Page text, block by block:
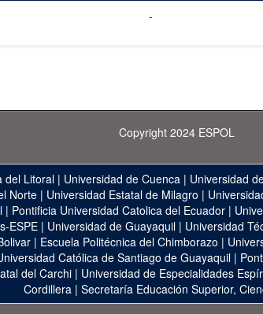
-
Copyright 2024 ESPOL
del Litoral | Universidad de Cuenca | Universidad
Norte| Universidad Estatal de Milagro |
| Pontificia Universidad Catolica del Ecuador|
ESPE | Universidad de Guayaquil | Universidad
| Escuela Politécnica del Chimborazo |
Católica de Santiago de Guayaquil |
del Carchi | Universidad de Especialidades
Cordillera| Secretaría Educación Superior,